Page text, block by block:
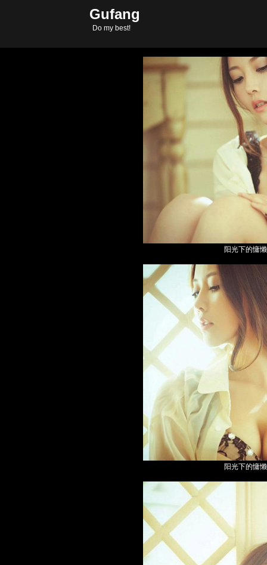
Gufang
Do my best!
阳光下的慵
阳光下的慵